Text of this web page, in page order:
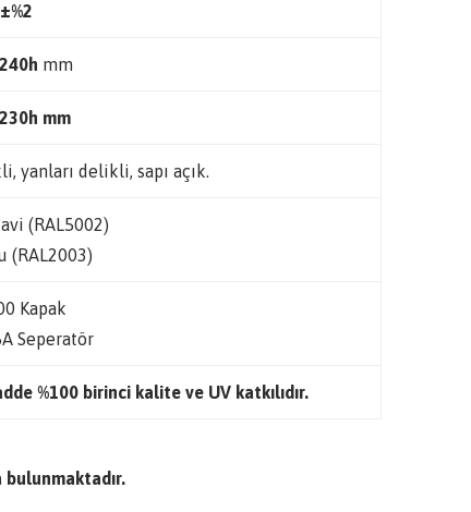
±%2
mm
mm
yanları delikli, sapı açık.
(RAL5002)
(RAL2003)
Kapak
Seperatör
%100 birinci kalite ve UV katkılıdır.
bulunmaktadır.